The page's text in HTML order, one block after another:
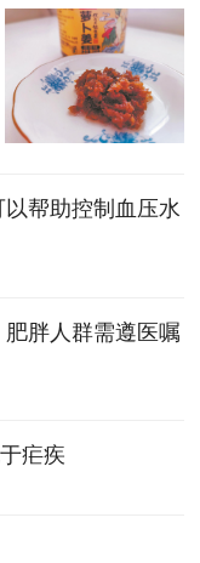
帮助控制血压水
胖人群需遵医嘱
疟疾